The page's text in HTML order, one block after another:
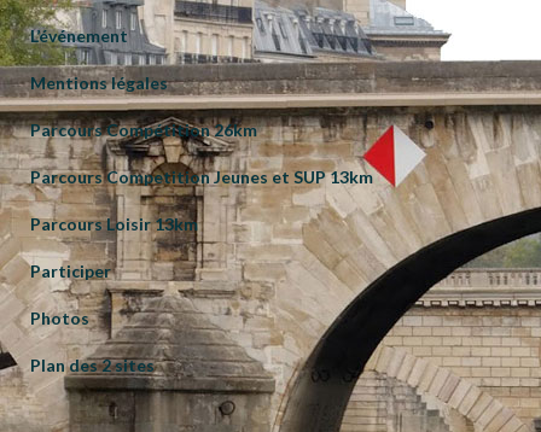
L’événement
Mentions légales
Parcours Compétition 26km
Parcours Competition Jeunes et SUP 13km
Parcours Loisir 13km
Participer
Photos
Plan des 2 sites